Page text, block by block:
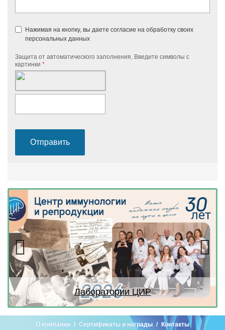
Нажимая на кнопку, вы даете согласие на обработку своих
персональных данных
Защита от автоматического заполнения, Введите символы с
картинки
ЦИР
Previous Next
О компании Сертификаты и награды Контакты